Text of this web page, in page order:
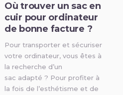
Où trouver un sac en
cuir pour ordinateur
de bonne facture ?
Pour transporter et sécuriser
votre ordinateur, vous êtes à
la recherche d’un
sac adapté ? Pour profiter à
la fois de l’esthétisme et de